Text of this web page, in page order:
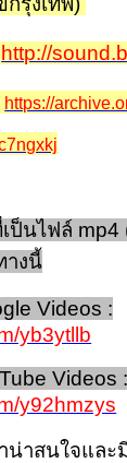
http://
https://
ป็นไฟล์ mp4
างนี้
Videos :
yb3ytllb
Videos :
y92hmzys
สนใจและ